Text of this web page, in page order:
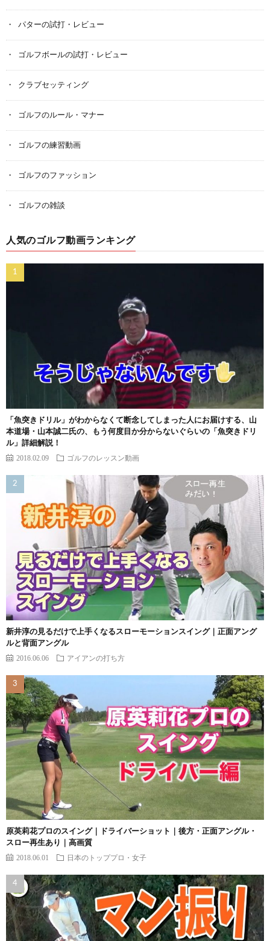
パターの試打・レビュー
ゴルフボールの試打・レビュー
クラブセッティング
ゴルフのルール・マナー
ゴルフの練習動画
ゴルフのファッション
ゴルフの雑談
人気のゴルフ動画ランキング
「魚突きドリル」がわからなくて断念してしまった人にお届けする、山
本道場・山本誠二氏の、もう何度目か分からないぐらいの「魚突きドリ
ル」詳細解説！
2018.02.09 ゴルフのレッスン動画
新井淳の見るだけで上手くなるスローモーションスイング｜正面アング
ルと背面アングル
2016.06.06 アイアンの打ち方
原英莉花プロのスイング｜ドライバーショット｜後方・正面アングル・
スロー再生あり｜高画質
2018.06.01 日本のトッププロ・女子